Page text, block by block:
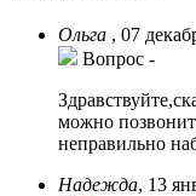
Ольга , 07
Вопрос -
можно
неправильно
Надежда, 13